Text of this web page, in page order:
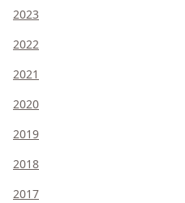
2023
2022
2021
2020
2019
2018
2017